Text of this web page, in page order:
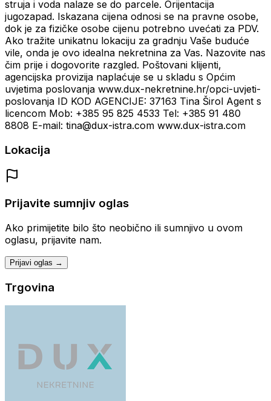
struja i voda nalaze se do parcele. Orijentacija
jugozapad. Iskazana cijena odnosi se na pravne osobe,
dok je za fizičke osobe cijenu potrebno uvećati za PDV.
Ako tražite unikatnu lokaciju za gradnju Vaše buduće
vile, onda je ovo idealna nekretnina za Vas. Nazovite nas
čim prije i dogovorite razgled. Poštovani klijenti,
agencijska provizija naplaćuje se u skladu s Općim
uvjetima poslovanja www.dux-nekretnine.hr/opci-uvjeti-
poslovanja ID KOD AGENCIJE: 37163 Tina Širol Agent s
licencom Mob: +385 95 825 4533 Tel: +385 91 480
8808 E-mail: tina@dux-istra.com www.dux-istra.com
Lokacija
Prijavite sumnjiv oglas
Ako primijetite bilo što neobično ili sumnjivo u ovom
oglasu, prijavite nam.
Prijavi oglas →
Trgovina